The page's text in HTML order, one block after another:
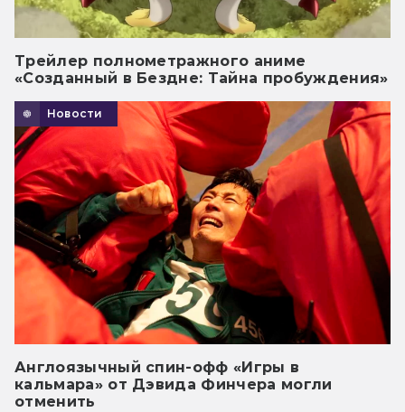
Трейлер полнометражного аниме
«Созданный в Бездне: Тайна пробуждения»
Новости
Англоязычный спин-офф «Игры в
кальмара» от Дэвида Финчера могли
отменить